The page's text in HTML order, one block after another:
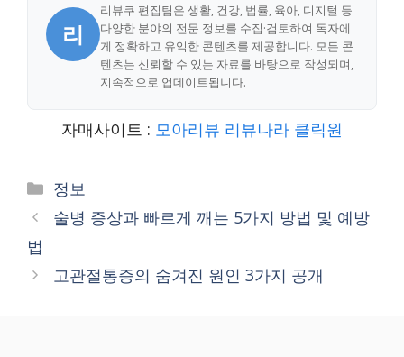
리
리뷰쿠 편집팀은 생활, 건강, 법률, 육아, 디지털 등
다양한 분야의 전문 정보를 수집·검토하여 독자에
게 정확하고 유익한 콘텐츠를 제공합니다. 모든 콘
텐츠는 신뢰할 수 있는 자료를 바탕으로 작성되며,
지속적으로 업데이트됩니다.
자매사이트 : 모아리뷰 리뷰나라 클릭원
Categories
정보
술병 증상과 빠르게 깨는 5가지 방법 및 예방
법
고관절통증의 숨겨진 원인 3가지 공개